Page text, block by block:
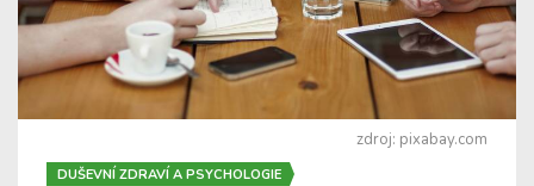
zdroj: pixabay.com
DUŠEVNÍ ZDRAVÍ A PSYCHOLOGIE